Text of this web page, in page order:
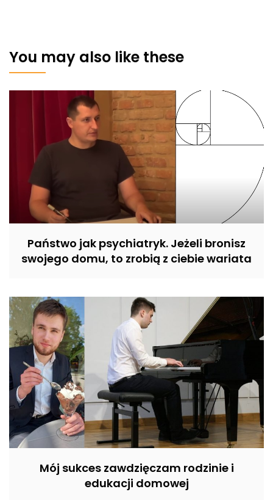
You may also like these
Państwo jak psychiatryk. Jeżeli bronisz
swojego domu, to zrobią z ciebie wariata
Mój sukces zawdzięczam rodzinie i
edukacji domowej